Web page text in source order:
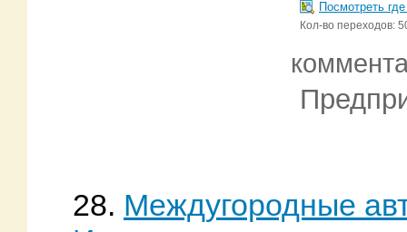
Посмотреть
Кол-во переходов:
28. Междугородные